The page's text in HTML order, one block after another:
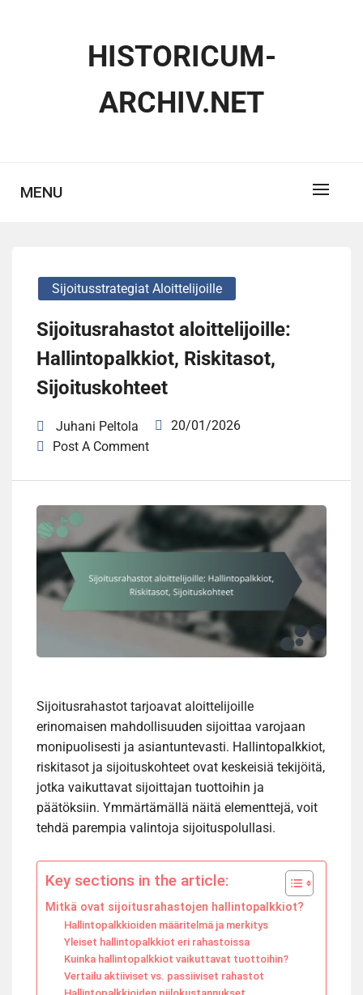
HISTORICUM-
ARCHIV.NET
MENU
Sijoitusstrategiat Aloittelijoille
Sijoitusrahastot aloittelijoille:
Hallintopalkkiot, Riskitasot,
Sijoituskohteet
Juhani Peltola
20/01/2026
Post A Comment
Sijoitusrahastot tarjoavat aloittelijoille
erinomaisen mahdollisuuden sijoittaa varojaan
monipuolisesti ja asiantuntevasti. Hallintopalkkiot,
riskitasot ja sijoituskohteet ovat keskeisiä tekijöitä,
jotka vaikuttavat sijoittajan tuottoihin ja
päätöksiin. Ymmärtämällä näitä elementtejä, voit
tehdä parempia valintoja sijoituspolullasi.
Key sections in the article:
Mitkä ovat sijoitusrahastojen hallintopalkkiot?
Hallintopalkkioiden määritelmä ja merkitys
Yleiset hallintopalkkiot eri rahastoissa
Kuinka hallintopalkkiot vaikuttavat tuottoihin?
Vertailu aktiiviset vs. passiiviset rahastot